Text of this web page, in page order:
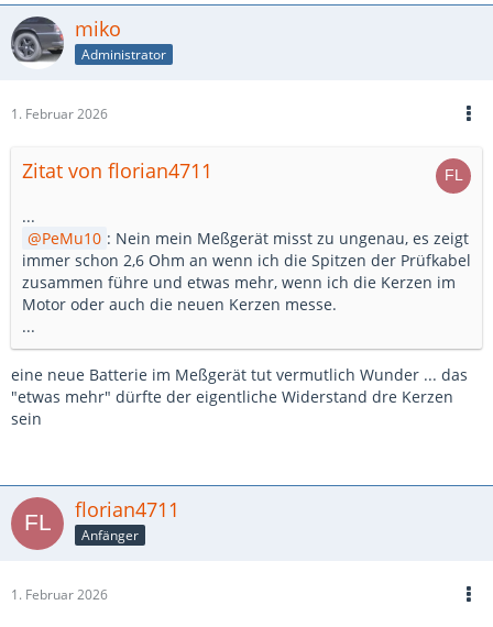
miko
Administrator
1. Februar 2026
Zitat von florian4711
...
PeMu10 : Nein mein Meßgerät misst zu ungenau, es zeigt
immer schon 2,6 Ohm an wenn ich die Spitzen der Prüfkabel
zusammen führe und etwas mehr, wenn ich die Kerzen im
Motor oder auch die neuen Kerzen messe.
...
eine neue Batterie im Meßgerät tut vermutlich Wunder ... das
"etwas mehr" dürfte der eigentliche Widerstand dre Kerzen
sein
florian4711
Anfänger
1. Februar 2026